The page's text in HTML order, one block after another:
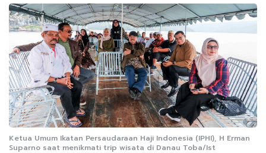
Ketua Umum Ikatan Persaudaraan Haji Indonesia (IPHI), H Erman
Suparno saat menikmati trip wisata di Danau Toba/Ist